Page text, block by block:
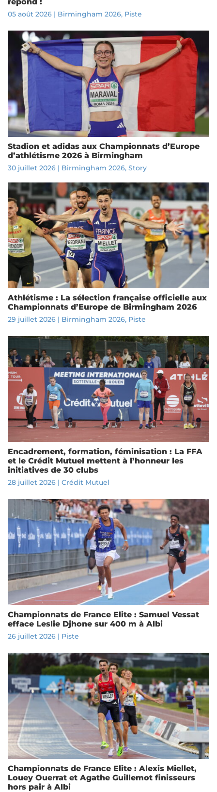
05 août 2026| Birmingham 2026, Piste
Stadion et adidas aux Championnats d’Europe
d’athlétisme 2026 à Birmingham
30 juillet 2026| Birmingham 2026, Story
Athlétisme : La sélection française officielle aux
Championnats d’Europe de Birmingham 2026
29 juillet 2026| Birmingham 2026, Piste
Encadrement, formation, féminisation : La FFA
et le Crédit Mutuel mettent à l’honneur les
initiatives de 30 clubs
28 juillet 2026| Crédit Mutuel
Championnats de France Elite : Samuel Vessat
efface Leslie Djhone sur 400 m à Albi
26 juillet 2026| Piste
Championnats de France Elite : Alexis Miellet,
Louey Ouerrat et Agathe Guillemot finisseurs
hors pair à Albi